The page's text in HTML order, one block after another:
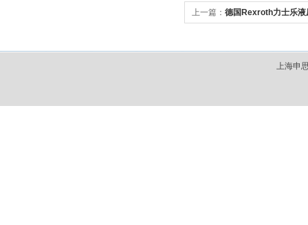
上一篇： 德国Rexroth力士乐液
上海申